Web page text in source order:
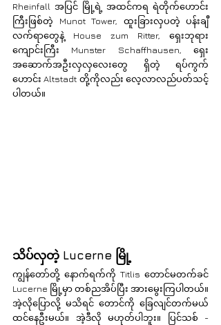
Rheinfall အပြင် မြို့ရဲ့ အထင်ကရ ရဲတိုက်ဟောင်း
ကြီးဖြစ်တဲ့ Munot Tower, ထူးခြားလှပတဲ့ ပန်းချီ
လက်ရာတွေနဲ့ House zum Ritter, ရှေးဘုရား
ကျောင်းကြီး Munster Schaffhausen, ရှေး
အဆောက်အဦးလှလှလေးတွေ ရှိတဲ့ ရပ်ကွက်
ဟောင်း Altstadt တို့ကိုလည်း လေ့လာလည်ပတ်သင့်
ပါတယ်။
သိပ်လှတဲ့ Lucerne မြို့
ကျွန်တော်တို့ နောက်ရက်ကို Titlis တောင်မတက်ခင်
Lucerne မြို့မှာ တစ်ညအိပ်ပြီး အားမွေးကြပါတယ်။
အဲ့လိုပြောလို့ မသိရင် တောင်ကို ခြေလျင်တက်မယ်
ထင်နေဦးမယ်။ အဲ့ဒီလို မဟုတ်ပါဘူး။ ပြင်သစ် -